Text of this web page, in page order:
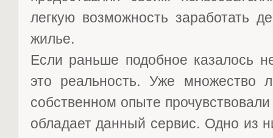
легкую возможность заработать
жилье.
Если раньше подобное казалось
это реальность. Уже
собственном опыте
обладает данный сервис. Одно из